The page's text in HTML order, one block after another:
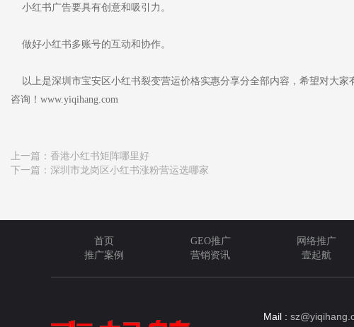
小红书广告要具有创意和吸引力。
做好小红书多账号的互动和协作。
以上是深圳市宝安区小红书裂变营运价格实惠分享分全部内容，希望对大
咨询！www.yiqihang.com
上一篇： 香港小红书矩阵哪里好
下一篇： 深圳市龙岗区小红书涨粉营运选哪家
首页 GEO推广 网络推广
推广案例
营销资讯 壹起航
Mail :